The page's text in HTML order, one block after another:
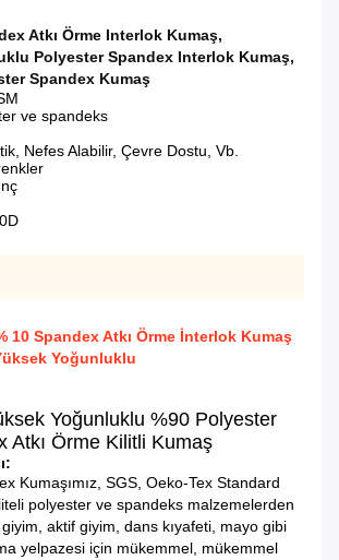
Atkı Örme Interlok Kumaş,
Polyester Spandex Interlok Kumaş,
Spandex Kumaş
ve spandeks
Nefes Alabilir, Çevre Dostu, Vb.
10 Spandex Atkı Örme İnterlok Kumaş
Yoğunluklu
Yoğunluklu %90 Polyester
Atkı Örme Kilitli Kumaş
Kumaşımız, SGS, Oeko-Tex Standard
polyester ve spandeks malzemelerden
giyim, aktif giyim, dans kıyafeti, mayo gibi
yelpazesi için mükemmel, mükemmel